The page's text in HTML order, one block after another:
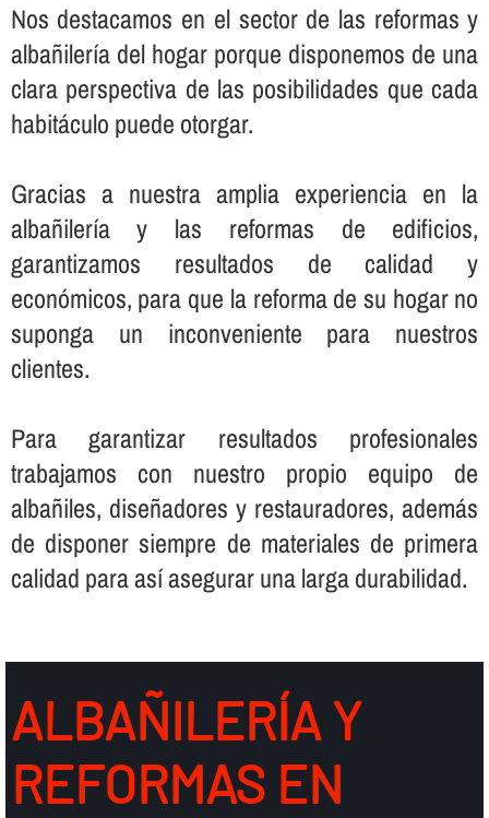
Nos destacamos en el sector de las reformas y
albañilerí­a del hogar porque disponemos de una
clara perspectiva de las posibilidades que cada
habitáculo puede otorgar.
Gracias a nuestra amplia experiencia en la
albañilerí­a y las reformas de edificios,
garantizamos resultados de calidad y
económicos, para que la reforma de su hogar no
suponga un inconveniente para nuestros
clientes.
Para garantizar resultados profesionales
trabajamos con nuestro propio equipo de
albañiles, diseñadores y restauradores, además
de disponer siempre de materiales de primera
calidad para así­ asegurar una larga durabilidad.
ALBAÑILERÍ­A Y
REFORMAS EN